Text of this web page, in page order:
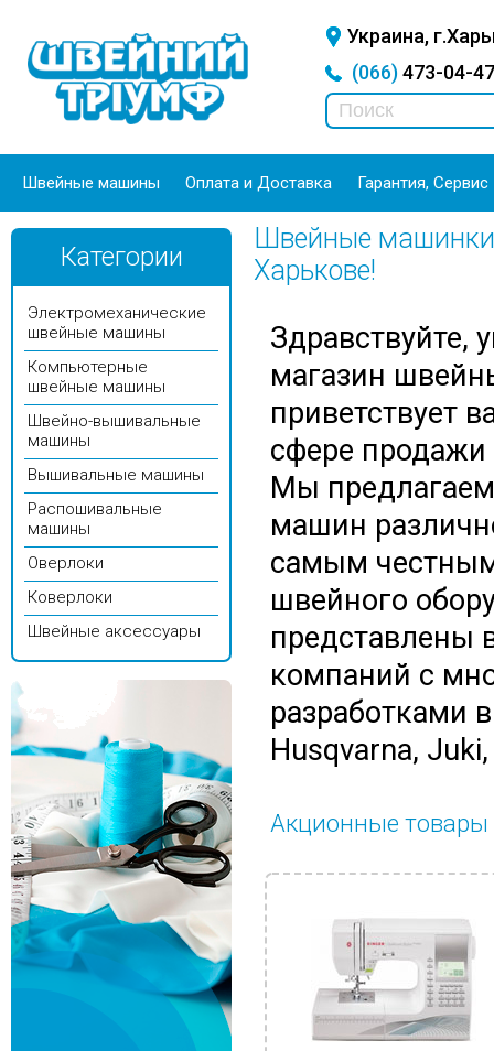
Украина,
(066)473-04-
Швейные машины Оплата и Доставка Гарантия, Сервис
Категории
Электромеханические
швейные машины
Компьютерные
швейные машины
Швейно-вышивальные
машины
Вышивальные машины
Распошивальные
машины
Оверлоки
Коверлоки
Швейные аксессуары
Швейные
Харькове!
Здравствуйте,
магазин
приветствует
сфере
Мы
машин
самым
швейного
представлены
компаний с
разработками
Husqvarna,
Акционные товары